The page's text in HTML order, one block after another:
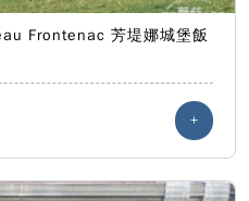
Frontenac 芳堤娜城堡飯
+